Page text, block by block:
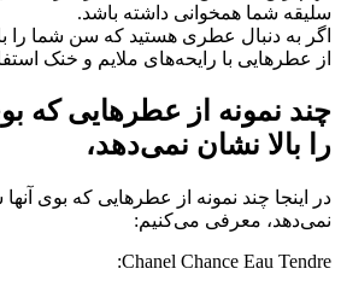
سلیقه شما همخوانی داشته باشد.
اگر به دنبال عطری هستید که سن شما را
از عطرهایی با رایحه‌های ملایم و خنک
چند نمونه از عطرهایی که
را بالا نشان نمی‌دهد،
در اینجا چند نمونه از عطرهایی که بوی
نمی‌دهد، معرفی می‌کنیم:
Chanel Chance Eau Tendre: